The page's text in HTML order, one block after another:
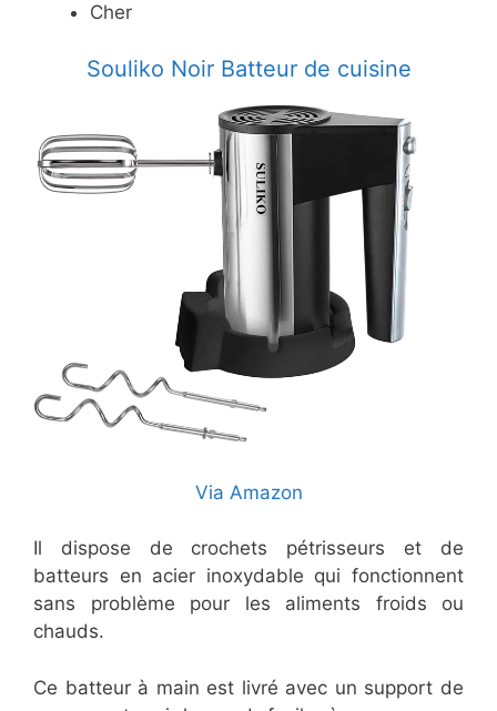
Cher
Souliko Noir Batteur de cuisine
Via Amazon
Il dispose de crochets pétrisseurs et de
batteurs en acier inoxydable qui fonctionnent
sans problème pour les aliments froids ou
chauds.
Ce batteur à main est livré avec un support de